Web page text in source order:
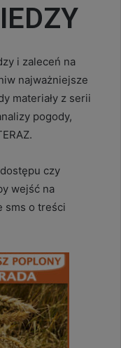
i zaleceń na
najważniejsze
materiały z serii
pogody,
czy
wejść na
sms o treści